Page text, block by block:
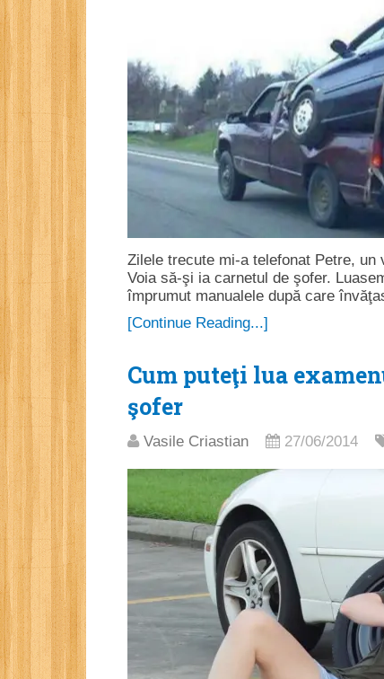
Zilele trecute mi-a telefonat Petre,
Voia să-şi ia carnetul de şofer.
împrumut manualele după care
[Continue Reading...]
Cum puteţi lua
şofer
Vasile Criastian 27/06/2014